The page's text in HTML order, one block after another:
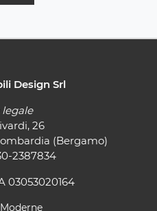
Design Srl
legale
26
(Bergamo)
2387834
03053020164